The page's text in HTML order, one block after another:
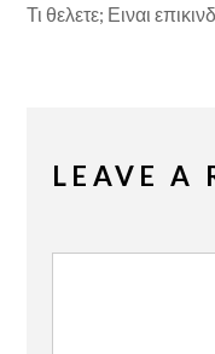
Τι θελετε; Ειναι
LEAVE A